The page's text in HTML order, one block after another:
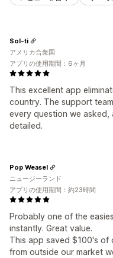
This excellent app
country. The support
every question we
detailed.
Sol-ti
アメリカ合衆国
アプリの使用期間：6ヶ月
Probably one of the
instantly. Great value.
This app saved $100's of
from outside our market
Pop Weasel
ニュージーランド
アプリの使用期間：約23時間